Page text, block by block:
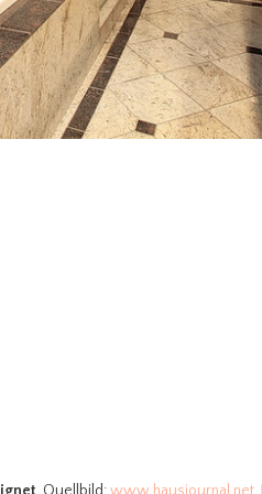
. Quellbild:www.hausjournal.net